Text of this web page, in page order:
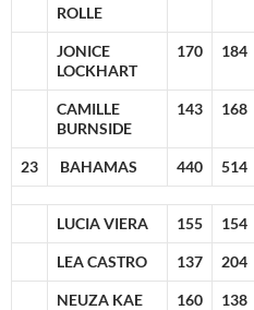
ROLLE
JONICE
LOCKHART
170 184
CAMILLE
BURNSIDE
143 168
23 BAHAMAS 440 514
LUCIA VIERA 155 154
LEA CASTRO 137 204
NEUZA KAE 160 138